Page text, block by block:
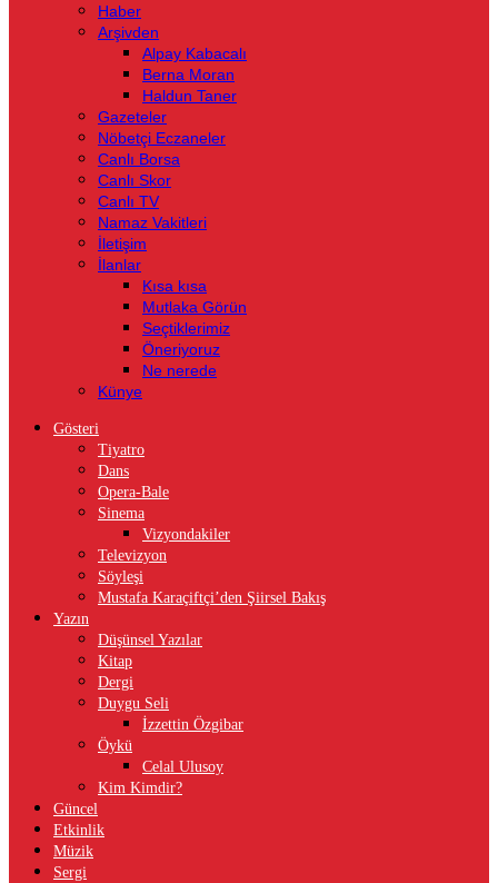
Haber
Arşivden
Alpay Kabacalı
Berna Moran
Haldun Taner
Gazeteler
Nöbetçi Eczaneler
Canlı Borsa
Canlı Skor
Canlı TV
Namaz Vakitleri
İletişim
İlanlar
Kısa kısa
Mutlaka Görün
Seçtiklerimiz
Öneriyoruz
Ne nerede
Künye
Gösteri
Tiyatro
Dans
Opera-Bale
Sinema
Vizyondakiler
Televizyon
Söyleşi
Mustafa Karaçiftçi’den Şiirsel Bakış
Yazın
Düşünsel Yazılar
Kitap
Dergi
Duygu Seli
İzzettin Özgibar
Öykü
Celal Ulusoy
Kim Kimdir?
Güncel
Etkinlik
Müzik
Sergi